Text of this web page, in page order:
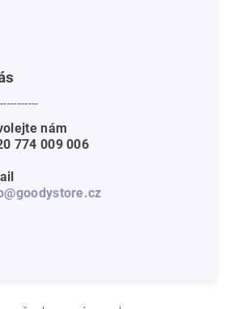
nám
774 009 006